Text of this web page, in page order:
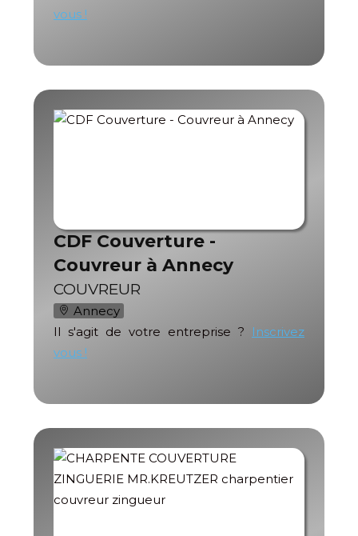
vous !
CDF Couverture -
Couvreur à Annecy
COUVREUR
Annecy
Il s'agit de votre entreprise ?
Inscrivez
vous !